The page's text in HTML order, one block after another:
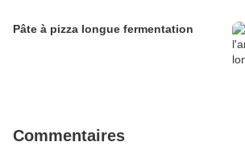
Pâte à pizza longue fermentation
Commentaires